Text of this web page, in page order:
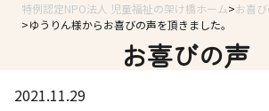
特例認定NPO法人 児童福祉の架け橋ホーム
お喜
ゆうりん様からお喜びの声を頂きました。
お喜びの声
2021.11.29